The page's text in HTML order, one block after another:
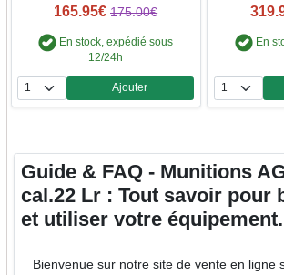
165.95€ 175.00€
En stock, expédié sous
12/24h
Quantité
Ajouter
En
Guide & FAQ - Munitions
cal.22 Lr : Tout savoir pour
et utiliser votre équipement.
Bienvenue sur notre site de vente en ligne